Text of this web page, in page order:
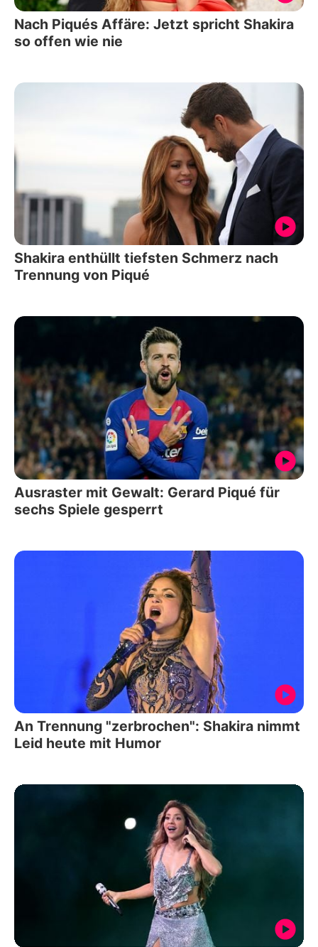
Nach Piqués Affäre: Jetzt spricht Shakira
so offen wie nie
Shakira enthüllt tiefsten Schmerz nach
Trennung von Piqué
Ausraster mit Gewalt: Gerard Piqué für
sechs Spiele gesperrt
An Trennung "zerbrochen": Shakira nimmt
Leid heute mit Humor